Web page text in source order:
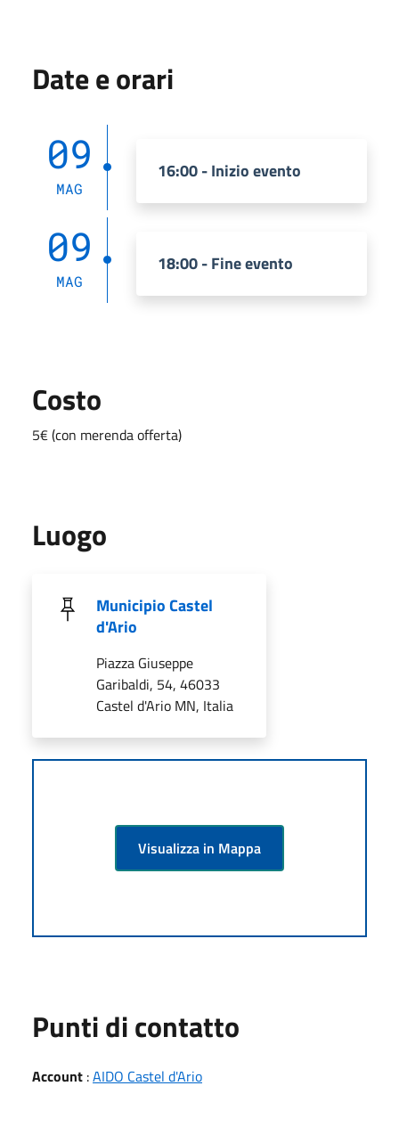
Date e orari
09
MAG
16:00 - Inizio evento
09
MAG
18:00 - Fine evento
Costo
5€ (con merenda offerta)
Luogo
Municipio Castel
d'Ario
Piazza Giuseppe
Garibaldi, 54, 46033
Castel d'Ario MN, Italia
Visualizza in Mappa
Punti di contatto
Account :AIDO Castel d'Ario